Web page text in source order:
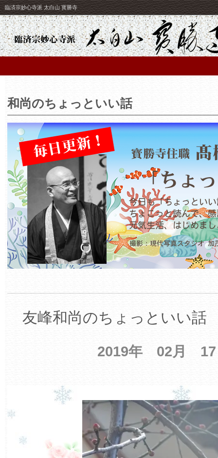
臨済宗妙心寺派 太白山 寳勝寺
和尚のちょっといい話
友峰和尚のちょっといい話
2019年 02月